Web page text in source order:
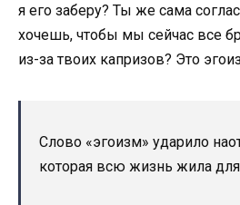
я его заберу? Ты же сама
хочешь, чтобы мы сейчас все
из-за твоих капризов? Это
Слово «эгоизм» ударило
которая всю жизнь жила для